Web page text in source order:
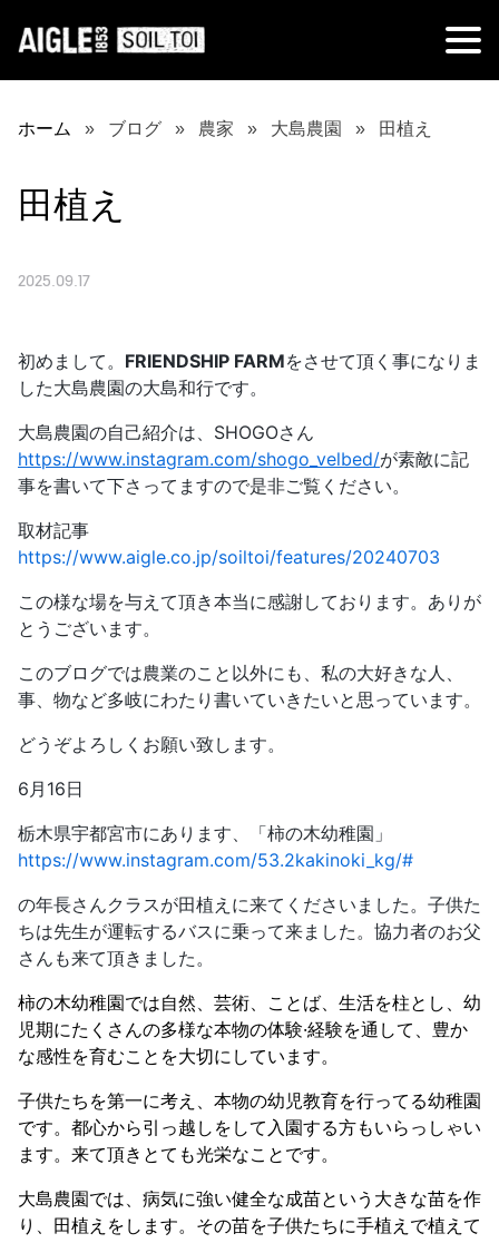
ホーム ブログ 農家 大島農園 田植え
田植え
2025.09.17
初めまして。 FRIENDSHIP FARMをさせて頂く事になりま
した大島農園の大島和行です。
大島農園の自己紹介は、SHOGOさん
https://www.instagram.com/shogo_velbed/が素敵に記
事を書いて下さってますので是非ご覧ください。
取材記事
https://www.aigle.co.jp/soiltoi/features/20240703
この様な場を与えて頂き本当に感謝しております。ありが
とうございます。
このブログでは農業のこと以外にも、私の大好きな人、
事、物など多岐にわたり書いていきたいと思っています。
どうぞよろしくお願い致します。
6月16日
栃木県宇都宮市にあります、「柿の木幼稚園」
https://www.instagram.com/53.2kakinoki_kg/#
の年長さんクラスが田植えに来てくださいました。子供た
ちは先生が運転するバスに乗って来ました。協力者のお父
さんも来て頂きました。
柿の木幼稚園では自然、芸術、ことば、生活を柱とし、幼
児期にたくさんの多様な本物の体験·経験を通して、豊か
な感性を育むことを大切にしています。
子供たちを第一に考え、本物の幼児教育を行ってる幼稚園
です。都心から引っ越しをして入園する方もいらっしゃい
ます。来て頂きとても光栄なことです。
大島農園では、病気に強い健全な成苗という大きな苗を作
り、田植えをします。その苗を子供たちに手植えで植えて